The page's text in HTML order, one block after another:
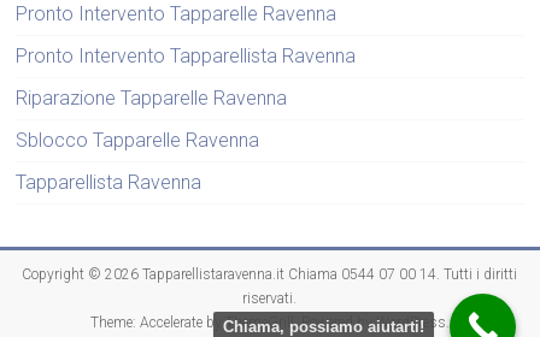
Pronto Intervento Tapparelle Ravenna
Pronto Intervento Tapparellista Ravenna
Riparazione Tapparelle Ravenna
Sblocco Tapparelle Ravenna
Tapparellista Ravenna
Copyright © 2026Tapparellistaravenna.it Chiama 0544 07 00 14 . Tutti i diritti
riservati.
Theme: Accelerateby ThemeGrill. Powered byWordPress
Chiama, possiamo aiutarti!